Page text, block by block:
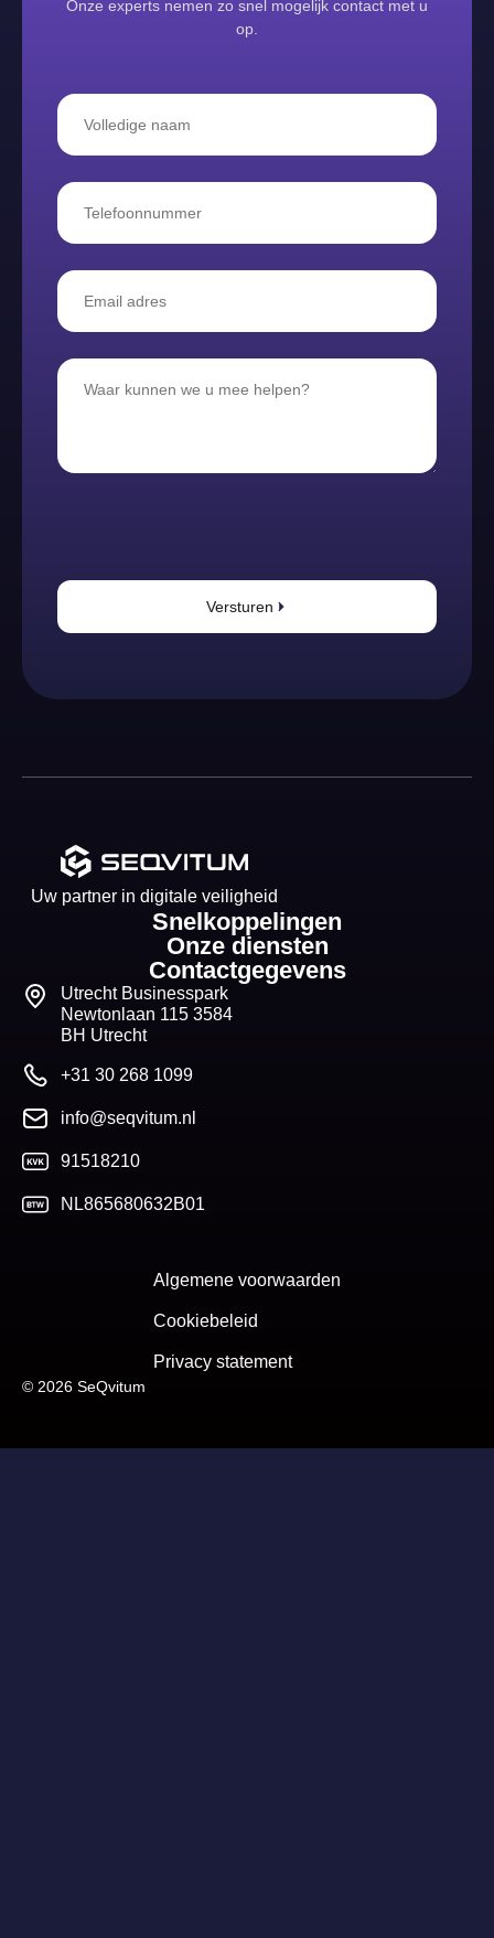
Onze experts nemen zo snel mogelijk contact met u
op.
Versturen
Uw partner in digitale veiligheid
Snelkoppelingen
Onze diensten
Contactgegevens
Utrecht Businesspark
Newtonlaan 115 3584
BH Utrecht
+31 30 268 1099
info@seqvitum.nl
91518210
NL865680632B01
© 2026 SeQvitum
Algemene voorwaarden
Cookiebeleid
Privacy statement